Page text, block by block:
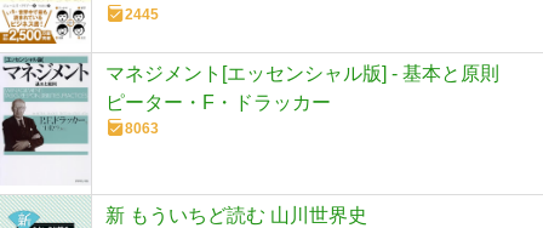
2445
マネジメント[エッセンシャル版] - 基本と原則
ピーター・F・ドラッカー
8063
新 もういちど読む 山川世界史